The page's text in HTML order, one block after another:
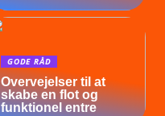
GODE RÅD
Overvejelser til at
skabe en flot og
funktionel entre